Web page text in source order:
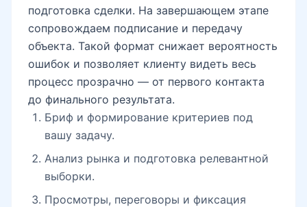
подготовка сделки. На завершающем этапе
сопровождаем подписание и передачу
объекта. Такой формат снижает вероятность
ошибок и позволяет клиенту видеть весь
процесс прозрачно — от первого контакта
до финального результата.
Бриф и формирование критериев под
вашу задачу.
Анализ рынка и подготовка релевантной
выборки.
Просмотры, переговоры и фиксация